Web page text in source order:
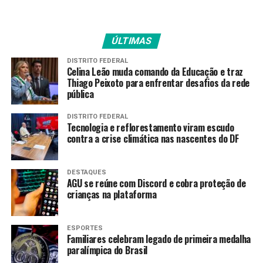
externas (37,8%). Ferramentas digitais, como sites de
vagas (29%) e redes sociais (21,2%), ganharam espaço,
mas métodos institucionais, como o Sine, têm baixa
adesão, com apenas 9,7% das empresas utilizando essa
plataforma.
Cerca de 43,5% das empresas relatam dificuldades para
contratar, especialmente pela falta de candidatos
qualificados (61,4%) e com experiência (52,9%). Funções
de vendedores, atendentes, motoristas e profissionais de
TI, por exemplo, são as mais difíceis de preencher,
indicando uma lacuna entre a formação disponível e as
demandas do mercado.
Poucas empresas adotam práticas de inclusão e
diversidade. Apenas 17,6% possuem programas voltados
para esses temas, iniciativas mais comuns em grandes
ÚLTIMAS
DISTRITO FEDERAL
Celina Leão muda comando da Educação e traz
Thiago Peixoto para enfrentar desafios da rede
pública
DISTRITO FEDERAL
Tecnologia e reflorestamento viram escudo
contra a crise climática nas nascentes do DF
DESTAQUES
AGU se reúne com Discord e cobra proteção de
crianças na plataforma
ESPORTES
Familiares celebram legado de primeira medalha
paralímpica do Brasil